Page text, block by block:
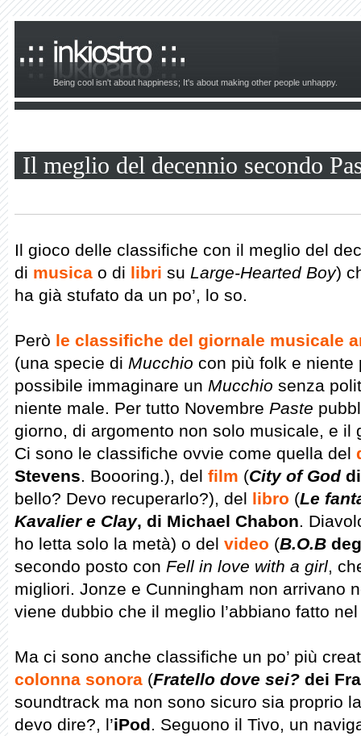
Being cool isn't about happiness; It's about making other people unhappy.
Il meglio del decennio secondo
Il gioco delle classifiche con il meglio del
di musica o di libri su Large-Hearted Boy)
ha già stufato da un po’, lo so.
Però le classifiche del giornale musicale
(una specie di Mucchio con più folk e niente
possibile immaginare un Mucchio senza
niente male. Per tutto Novembre Paste
giorno, di argomento non solo musicale, e il
Ci sono le classifiche ovvie come quella del
Stevens. Boooring.), del film (City of God
bello? Devo recuperarlo?), del libro (Le
Kavalier e Clay, di Michael Chabon.
ho letta solo la metà) o del video (B.O.B
secondo posto con Fell in love with a girl,
migliori. Jonze e Cunningham non arrivano
viene dubbio che il meglio l’abbiano fatto
Ma ci sono anche classifiche un po’ più
colonna sonora (Fratello dove sei? dei
soundtrack ma non sono sicuro sia proprio
devo dire?, l’iPod. Seguono il Tivo, un